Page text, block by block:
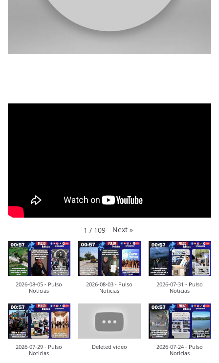
1 / 109 Next »
2026-08-05 - Pulso
Noticias
2026-08-03 - Pulso
Noticias
2026-07-31 - Pulso
Noticias
2026-07-29 - Pulso
Noticias
Deleted video
2026-07-24 - Pulso
Noticias